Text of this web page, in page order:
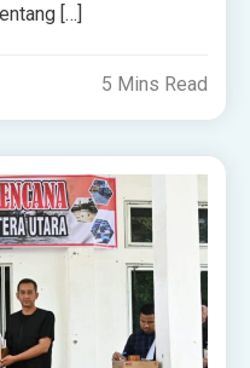
[…]
5 Mins Read